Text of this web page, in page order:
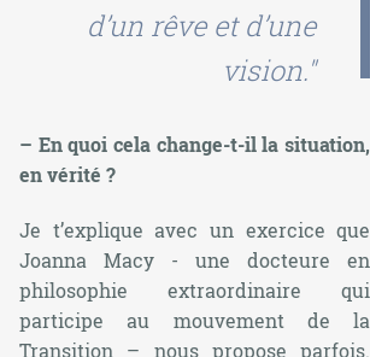
d’un rêve et d’une
vision."
– En quoi cela change-t-il la situation,
en vérité ?
Je t’explique avec un exercice que
Joanna Macy - une docteure en
philosophie extraordinaire qui
participe au mouvement de la
Transition – nous propose parfois.